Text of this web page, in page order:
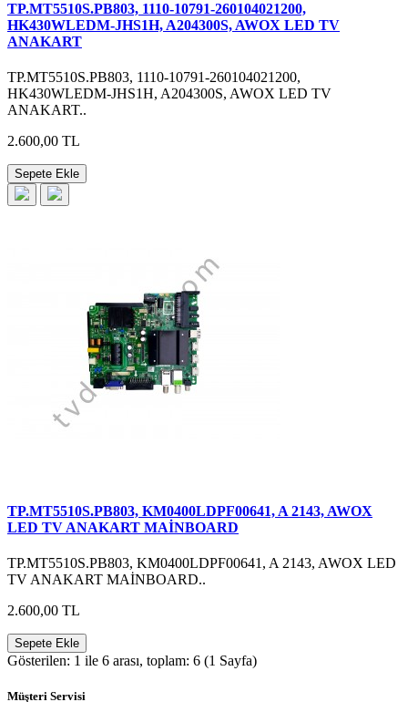
TP.MT5510S.PB803, 1110-10791-260104021200,
HK430WLEDM-JHS1H, A204300S, AWOX LED TV
ANAKART
TP.MT5510S.PB803, 1110-10791-260104021200,
HK430WLEDM-JHS1H, A204300S, AWOX LED TV
ANAKART..
2.600,00 TL
Sepete Ekle
TP.MT5510S.PB803, KM0400LDPF00641, A 2143, AWOX
LED TV ANAKART MAİNBOARD
TP.MT5510S.PB803, KM0400LDPF00641, A 2143, AWOX LED
TV ANAKART MAİNBOARD..
2.600,00 TL
Sepete Ekle
Gösterilen: 1 ile 6 arası, toplam: 6 (1 Sayfa)
Müşteri Servisi